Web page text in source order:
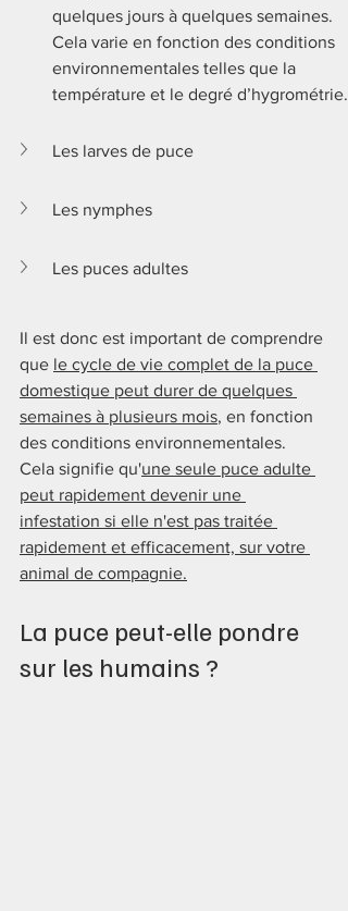
quelques jours à quelques semaines.
Cela varie en fonction des conditions
environnementales telles que la
température et le degré d’hygrométrie.
Les larves de puce
Les nymphes
Les puces adultes
Il est donc est important de comprendre
que le cycle de vie complet de la puce
domestique peut durer de quelques
semaines à plusieurs mois, en fonction
des conditions environnementales.
Cela signifie qu'une seule puce adulte
peut rapidement devenir une
infestation si elle n'est pas traitée
rapidement et efficacement, sur votre
animal de compagnie.
La puce peut-elle pondre
sur les humains ?